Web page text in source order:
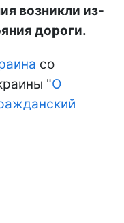
возникли из-
дороги.
со
"О